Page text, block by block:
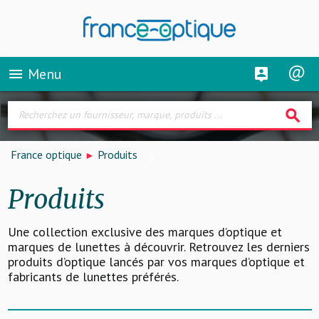
menu Menu
search
France optique Produits
Produits
Une collection exclusive des marques d’optique et
marques de lunettes à découvrir. Retrouvez les derniers
produits d’optique lancés par vos marques d’optique et
fabricants de lunettes préférés.